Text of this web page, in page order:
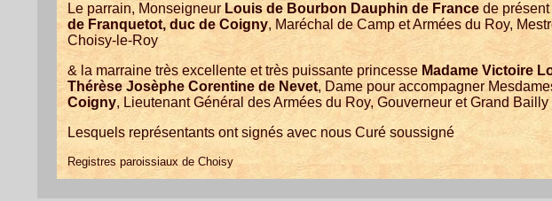
Le parrain, Monseigneur Louis de Bourbon Dauphin de Francede présent
de Franquetot, duc de Coigny, Maréchal de Camp et Armées du Roy,
Choisy-le-Roy
& la marraine très excellente et très puissante princesse Madame Victoire
Thérèse Josèphe Corentine de Nevet, Dame pour accompagner
Coigny, Lieutenant Général des Armées du Roy, Gouverneur et Grand
Lesquels représentants ont signés avec nous Curé soussigné
Registres paroissiaux de Choisy